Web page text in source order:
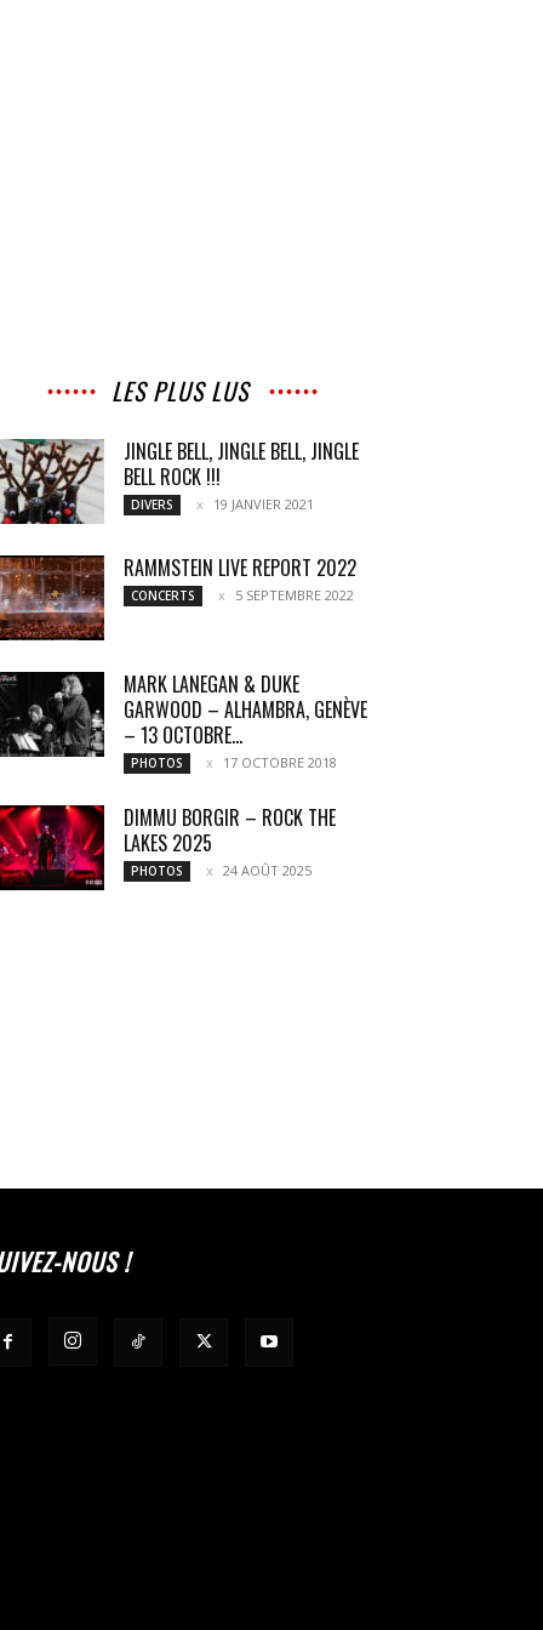
LES PLUS LUS
JINGLE BELL, JINGLE BELL, JINGLE
BELL ROCK !!!
DIVERS 19 JANVIER 2021
RAMMSTEIN LIVE REPORT 2022
CONCERTS 5 SEPTEMBRE 2022
MARK LANEGAN & DUKE
GARWOOD – ALHAMBRA, GENÈVE
– 13 OCTOBRE...
PHOTOS 17 OCTOBRE 2018
DIMMU BORGIR – ROCK THE
LAKES 2025
PHOTOS 24 AOÛT 2025
NOUS !